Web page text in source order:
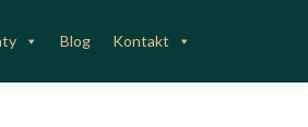
Blog Kontakt